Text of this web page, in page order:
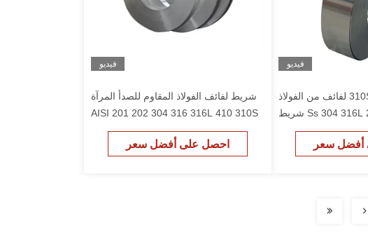
فيديو
201 316 321 310S 430 لفائف من الفولاذ
المقاوم للصدأ Ss 304 316L 201 شريط
المقاوم للصدأ
أفضل سعر
فيديو
شريط لفائف الفولاذ المقاوم للصدأ المرآة
AISI 201 202 304 316 316L 410 310S
احصل على أفضل سعر